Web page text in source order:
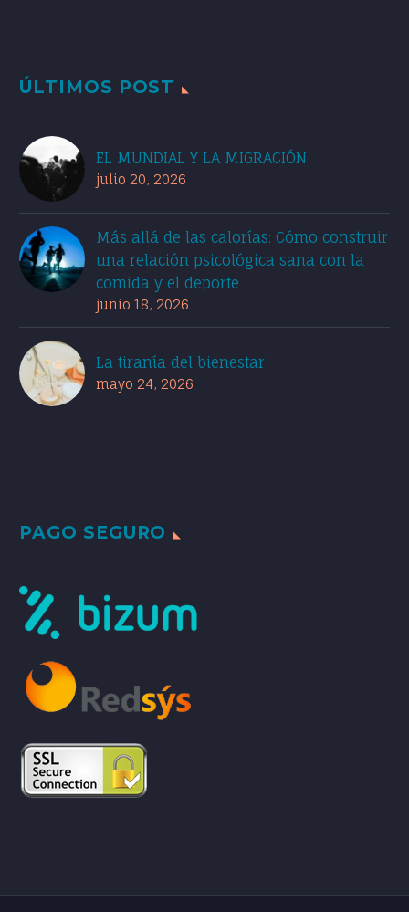
ÚLTIMOS POST
EL MUNDIAL Y LA MIGRACIÓN
julio 20, 2026
Más allá de las calorías: Cómo construir
una relación psicológica sana con la
comida y el deporte
junio 18, 2026
La tiranía del bienestar
mayo 24, 2026
PAGO SEGURO